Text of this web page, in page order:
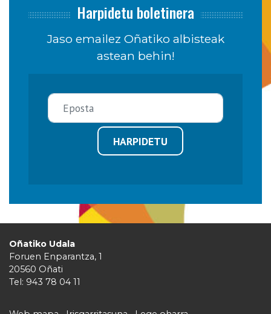
Harpidetu boletinera
Jaso emailez Oñatiko albisteak
astean behin!
HARPIDETU
Oñatiko Udala
Foruen Enparantza, 1
20560 Oñati
Tel: 943 78 04 11